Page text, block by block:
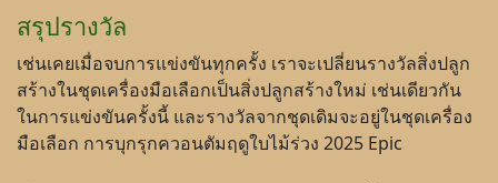
สรุปรางวัล
เช่นเคยเมื่อจบการแข่งขันทุกครั้ง เราจะเปลี่ยนรางวัลสิ่งปลูก
สร้างในชุดเครื่องมือเลือกเป็นสิ่งปลูกสร้างใหม่ เช่นเดียวกัน
ในการแข่งขันครั้งนี้ และรางวัลจากชุดเดิมจะอยู่ในชุดเครื่อง
มือเลือก การบุกรุกควอนตัมฤดูใบไม้ร่วง 2025 Epic